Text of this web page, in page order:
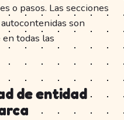
o pasos. Las secciones
son
todas las
de entidad